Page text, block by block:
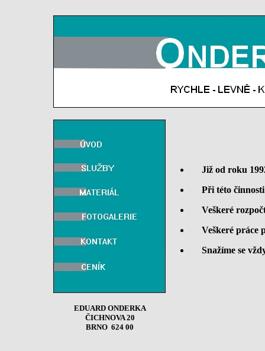
EDUARD ONDERKA
ČICHNOVA 20
BRNO 624 00
Již od roku
Při této činnosti
Veškeré
Veškeré práce
Snažíme se